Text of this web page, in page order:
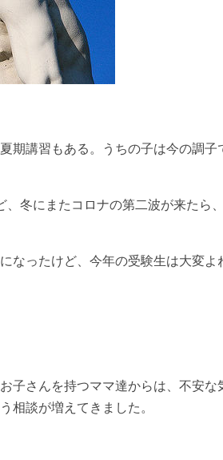
期講習もある。うちの子は今の調子
冬にまたコロナの第二波が来たら
なったけど、今年の受験生は大変よ
子さんを持つママ達からは、不安な
相談が増えてきました。